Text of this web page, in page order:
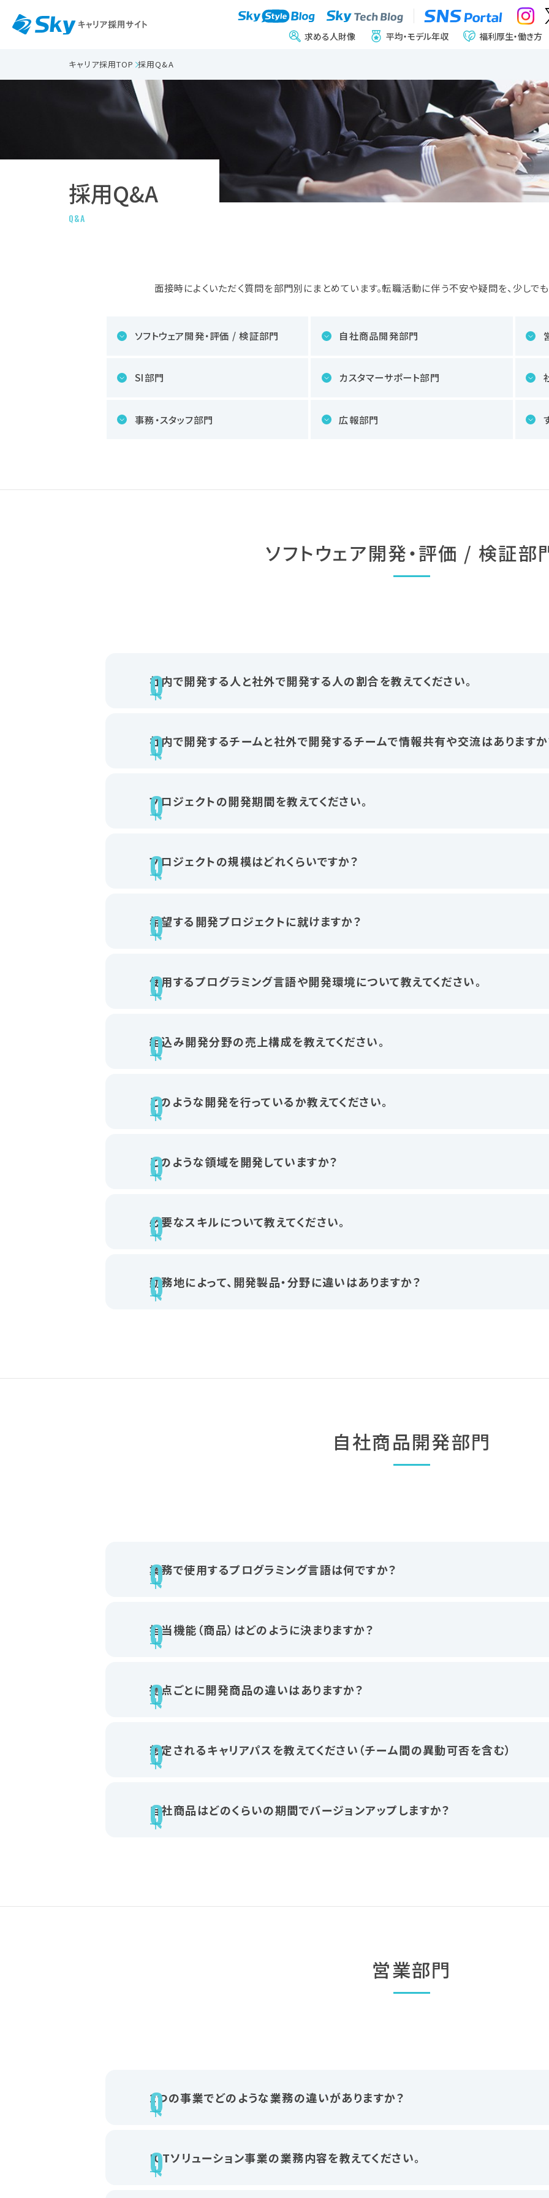
求める人財像 平均・モデル年収 福利厚生・働き方
キャリア採用TOP 採用Q&A
採用Q&A
Q&A
面接時によくいただく質問を部門別にまとめています。転職活動に伴う不安や疑問を、少しで
ソフトウェア開発・評価 / 検証部門 自社商品開発部門
SI部門 カスタマーサポート部門
事務・スタッフ部門 広報部門
ソフトウェア開発・評価 / 検証部
社内で開発する人と社外で開発する人の割合を教えてください。
社内で開発するチームと社外で開発するチームで情報共有や交流はありますか
プロジェクトの開発期間を教えてください。
プロジェクトの規模はどれくらいですか？
希望する開発プロジェクトに就けますか？
使用するプログラミング言語や開発環境について教えてください。
組込み開発分野の売上構成を教えてください。
どのような開発を行っているか教えてください。
どのような領域を開発していますか？
必要なスキルについて教えてください。
勤務地によって、開発製品・分野に違いはありますか？
自社商品開発部門
業務で使用するプログラミング言語は何ですか？
担当機能（商品）はどのように決まりますか？
拠点ごとに開発商品の違いはありますか？
想定されるキャリアパスを教えてください（チーム間の異動可否を含む）
自社商品はどのくらいの期間でバージョンアップしますか？
営業部門
2つの事業でどのような業務の違いがありますか？
ICTソリューション事業の業務内容を教えてください。